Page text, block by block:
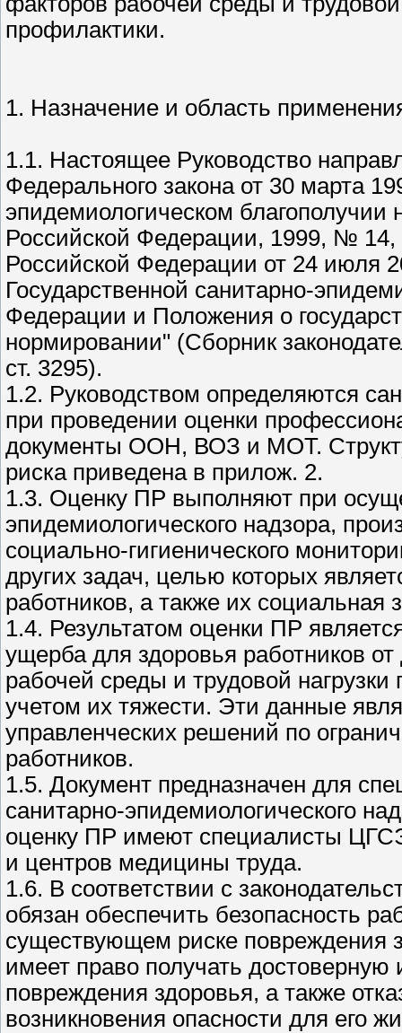
профилактики.
1. Назначение и область
1.1. Настоящее Руководство
Федерального закона от 30 марта
эпидемиологическом благополучии
Российской Федерации, 1999, № 14,
Российской Федерации от 24 июля
Государственной санитарно-
Федерации и Положения о
нормировании" (Сборник
ст. 3295).
1.2. Руководством определяются
при проведении оценки
документы ООН, ВОЗ и МОТ.
риска приведена в прилож. 2.
1.3. Оценку ПР выполняют при
эпидемиологического надзора,
социально-гигиенического
других задач, целью которых
работников, а также их социальная
1.4. Результатом оценки ПР
ущерба для здоровья работников
рабочей среды и трудовой
учетом их тяжести. Эти данные
управленческих решений по
работников.
1.5. Документ предназначен для
санитарно-эпидемиологического
оценку ПР имеют специалисты
и центров медицины труда.
1.6. В соответствии с
обязан обеспечить безопасность
существующем риске повреждения
имеет право получать
повреждения здоровья, а также
возникновения опасности для его